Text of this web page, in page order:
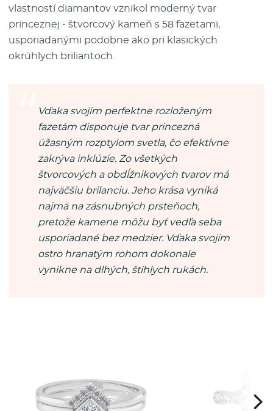
vlastností diamantov vznikol moderný tvar
princeznej - štvorcový kameň s 58 fazetami,
usporiadanými podobne ako pri klasických
okrúhlych briliantoch.
Vďaka svojím perfektne rozloženým
fazetám disponuje tvar princezná
úžasným rozptylom svetla, čo efektívne
zakrýva inklúzie. Zo všetkých
štvorcových a obdĺžnikových tvarov má
najväčšiu brilanciu. Jeho krása vyniká
najmä na zásnubných prsteňoch,
pretože kamene môžu byť vedľa seba
usporiadané bez medzier. Vďaka svojím
ostro hranatým rohom dokonale
vynikne na dlhých, štíhlych rukách.